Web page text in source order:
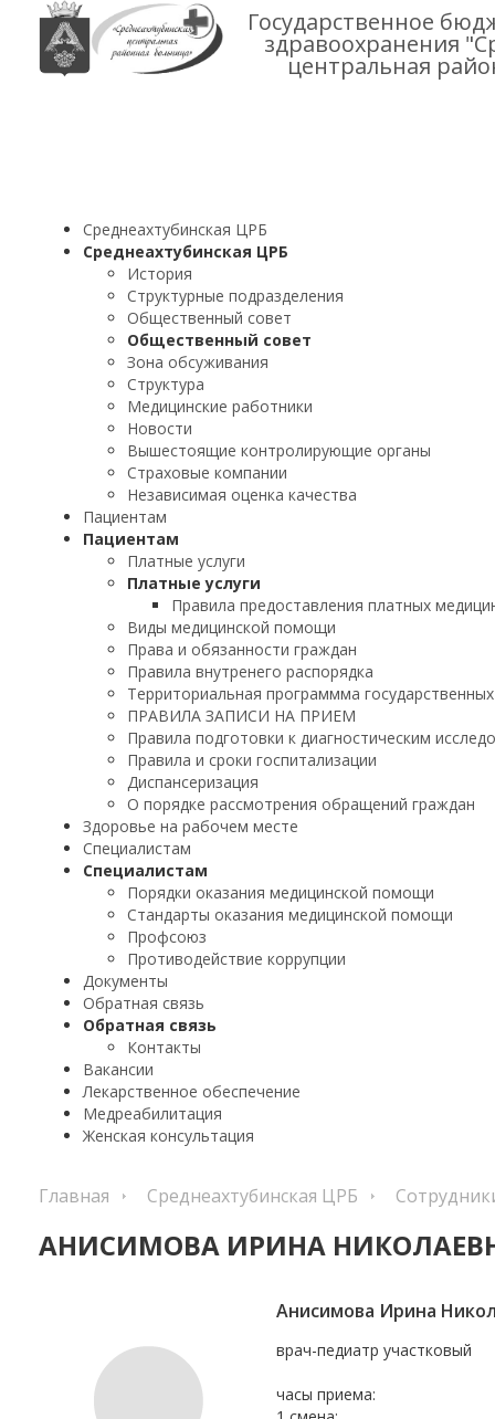
Государственное
здравоохранения
центральная
Среднеахтубинская ЦРБ
Среднеахтубинская ЦРБ
История
Структурные подразделения
Общественный совет
Общественный совет
Зона обсуживания
Структура
Медицинские работники
Новости
Вышестоящие контролирующие органы
Страховые компании
Независимая оценка качества
Пациентам
Пациентам
Платные услуги
Платные услуги
Правила предоставления платных
Виды медицинской помощи
Права и обязанности граждан
Правила внутренего распорядка
Территориальная программма
ПРАВИЛА ЗАПИСИ НА ПРИЕМ
Правила подготовки к диагностическим
Правила и сроки госпитализации
Диспансеризация
О порядке рассмотрения обращений граждан
Здоровье на рабочем месте
Специалистам
Специалистам
Порядки оказания медицинской помощи
Стандарты оказания медицинской помощи
Профсоюз
Противодействие коррупции
Документы
Обратная связь
Обратная связь
Контакты
Вакансии
Лекарственное обеспечение
Медреабилитация
Женская консультация
Главная Среднеахтубинская ЦРБ
АНИСИМОВА ИРИНА
Анисимова Ирина
врач-педиатр участковый
часы приема: